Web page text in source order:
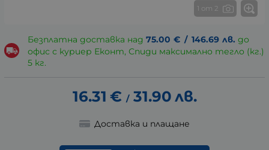
1 от 2
Безплатна доставка над 75.00 € / 146.69 лв. до
офис с куриер Еконт, Спиди максимално тегло (кг.)
5 кг.
16.31 € / 31.90 лв.
Доставка и плащане